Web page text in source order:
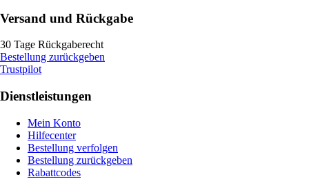
Versand und Rückgabe
30 Tage Rückgaberecht
Bestellung zurückgeben
Trustpilot
Dienstleistungen
Mein Konto
Hilfecenter
Bestellung verfolgen
Bestellung zurückgeben
Rabattcodes